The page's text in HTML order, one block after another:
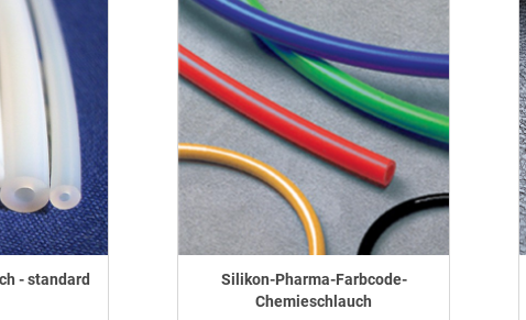
- standard
Silikon-Pharma-Farbcode-
Chemieschlauch